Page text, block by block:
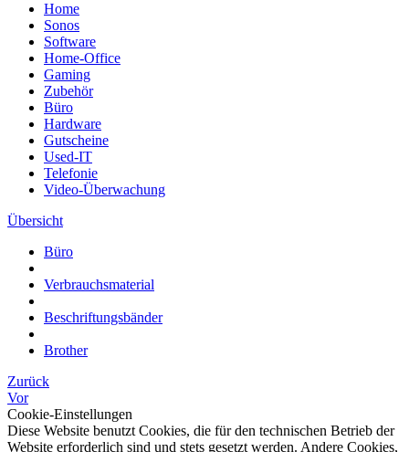
Home
Sonos
Software
Home-Office
Gaming
Zubehör
Büro
Hardware
Gutscheine
Used-IT
Telefonie
Video-Überwachung
Übersicht
Büro
Verbrauchsmaterial
Beschriftungsbänder
Brother
Zurück
Vor
Cookie-Einstellungen
Diese Website benutzt Cookies, die für den technischen Betrieb der
Website erforderlich sind und stets gesetzt werden. Andere Cookies,